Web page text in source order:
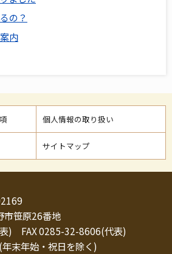
の？
内
個人情報の取り扱い
サイトマップ
市笹原26番地
) FAX 0285-32-8606(代表)
末年始・祝日を除く)